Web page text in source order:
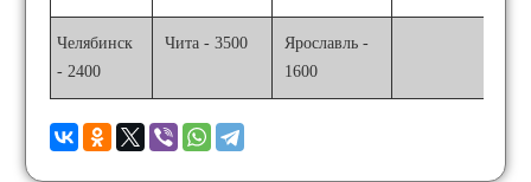
Челябинск
- 2400
Чита - 3500
Ярославль -
1600